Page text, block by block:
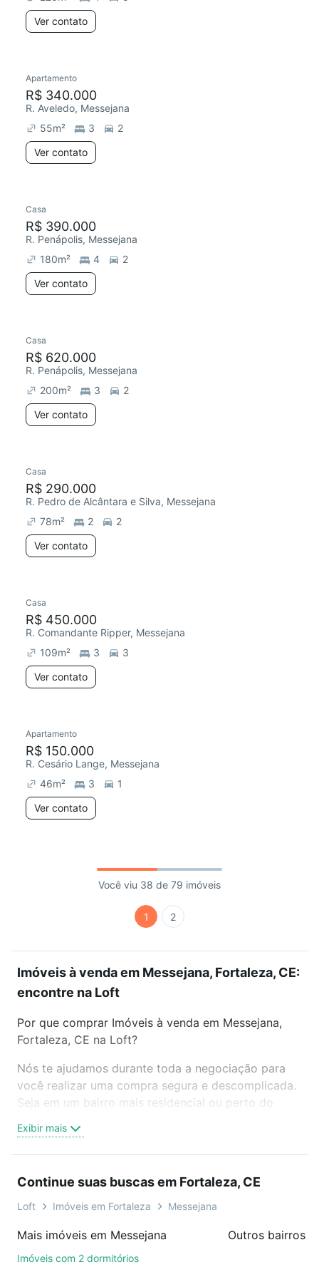
Ver contato
Apartamento
R$ 340.000
R. Aveledo, Messejana
55m² 3
2
Ver contato
Casa
R$ 390.000
R. Penápolis, Messejana
180m² 4
2
Ver contato
Casa
R$ 620.000
R. Penápolis, Messejana
200m² 3
2
Ver contato
Casa
R$ 290.000
R. Pedro de Alcântara e Silva, Messejana
78m² 2
2
Ver contato
Casa
R$ 450.000
R. Comandante Ripper, Messejana
109m² 3
3
Ver contato
Apartamento
R$ 150.000
R. Cesário Lange, Messejana
46m² 3
1
Ver contato
Você viu 38 de 79 imóveis
1 2
Imóveis à venda em Messejana, Fortaleza, CE:
encontre na Loft
Por que comprar Imóveis à venda em Messejana,
Fortaleza, CE na Loft?
Nós te ajudamos durante toda a negociação para
você realizar uma compra segura e descomplicada.
Seja em um bairro mais residencial ou perto do
oferta ideal de Imóveis à venda em Messejana,
Fortaleza, CE para conquistar seu sonho. Agende
sem compromisso e você ainda conta com mais de
46 mil corretores e imobiliárias te ajudando na
Como escolher um imóvel?
Exibir mais
Continue suas buscas em Fortaleza, CE
Loft Imóveis em Fortaleza Messejana
Mais imóveis em Messejana
Imóveis com 2 dormitórios
Outros bairros